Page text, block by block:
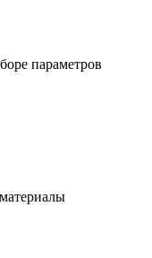
параметров